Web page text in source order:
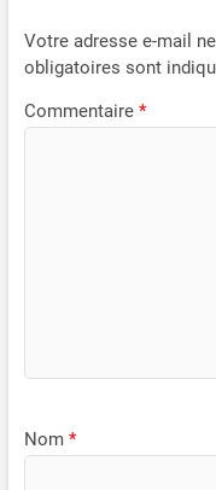
antidérapants
supérieure,
n'est pas utilisé, le
rangement,
Votre adresse e-mail
obligatoires sont
Commentaire *
Nom *